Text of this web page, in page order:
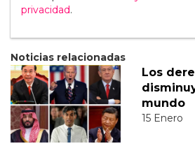
privacidad.
Noticias relacionadas
Los
mundo
15 Enero